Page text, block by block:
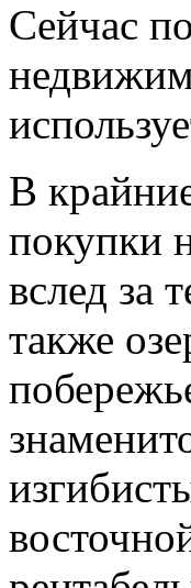
Сейчас
В
покупки
вслед за
также